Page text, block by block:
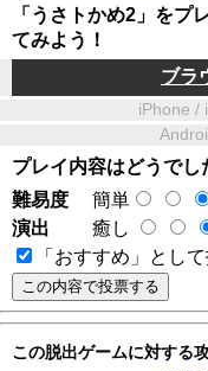
「うさトかめ2」をプ
てみよう！
ブラ
iPhone /
プレイ内容はどうでし
難易度
簡単
演出
癒し
「おすすめ」とし
この脱出ゲームに対する